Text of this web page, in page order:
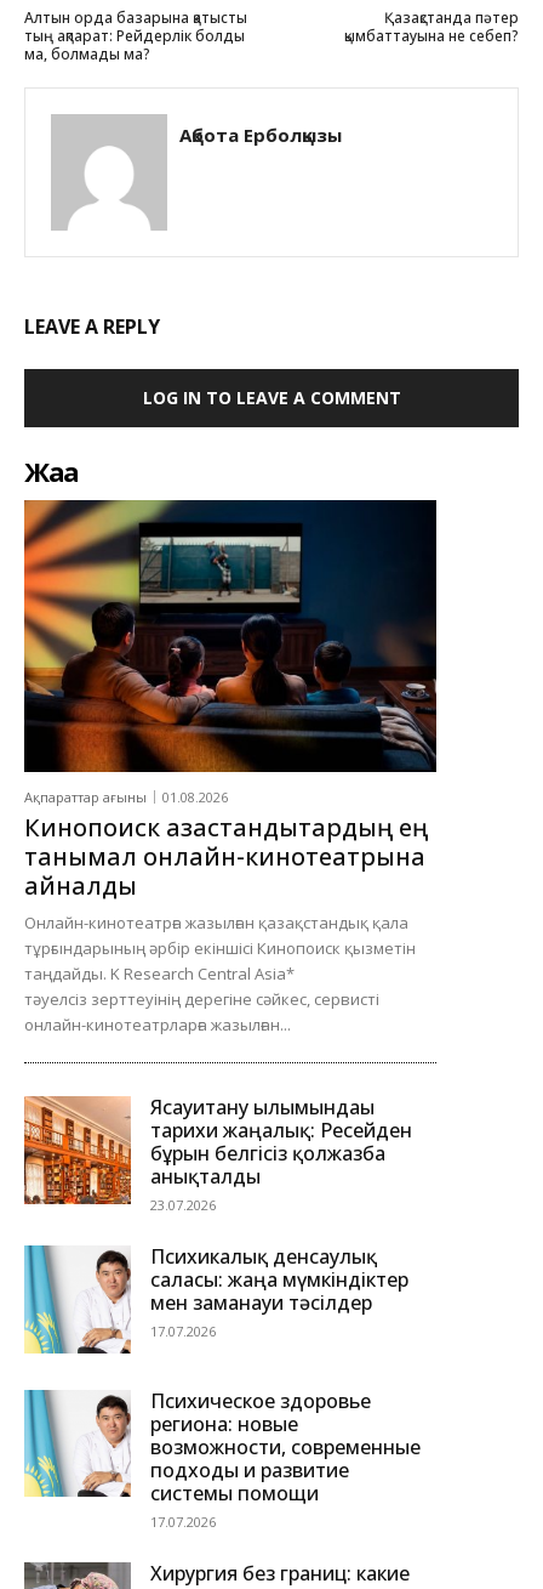
Алтын орда базарына қатысты
тың ақпарат: Рейдерлік болды
ма, болмады ма?
Қазақстанда пәтер
қымбаттауына не себеп?
Ақбота Ерболқызы
LEAVE A REPLY
LOG IN TO LEAVE A COMMENT
Жаңа
Ақпараттар ағыны 01.08.2026
Кинопоиск қазақстандықтардың ең
танымал онлайн-кинотеатрына
айналды
Онлайн-кинотеатрға жазылған қазақстандық қала
тұрғындарының әрбір екіншісі Кинопоиск қызметін
таңдайды. K Research Central Asia*
тәуелсіз зерттеуінің дерегіне сәйкес, сервисті
онлайн-кинотеатрларға жазылған...
Ясауитану ғылымындағы
тарихи жаңалық: Ресейден
бұрын белгісіз қолжазба
анықталды
23.07.2026
Психикалық денсаулық
саласы: жаңа мүмкіндіктер
мен заманауи тәсілдер
17.07.2026
Психическое здоровье
региона: новые
возможности, современные
подходы и развитие
системы помощи
17.07.2026
Хирургия без границ: какие